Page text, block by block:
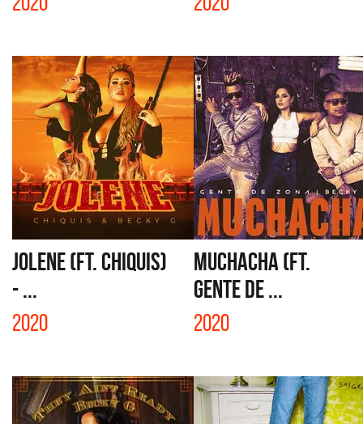
JOLENE (FT. CHIQUIS)
- ...
2020
MUCHACHA (FT.
GENTE DE ...
2020